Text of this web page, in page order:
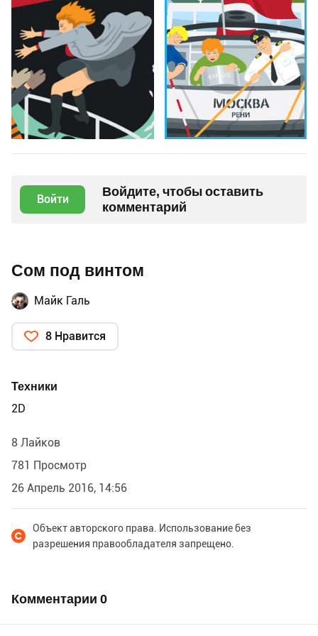
Войти
Войдите, чтобы оставить
комментарий
Сом под винтом
Майк Галь
8 Нравится
Техники
2D
8 Лайков
781 Просмотр
26 Апрель 2016, 14:56
Объект авторского права. Использование без
разрешения правообладателя запрещено.
Комментарии 0